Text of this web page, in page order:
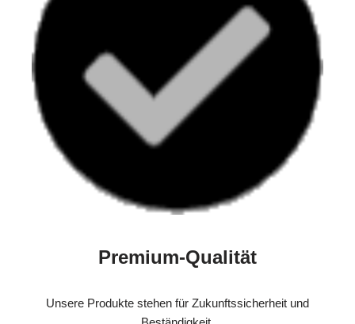
Premium-Qualität
Unsere Produkte stehen für Zukunftssicherheit und